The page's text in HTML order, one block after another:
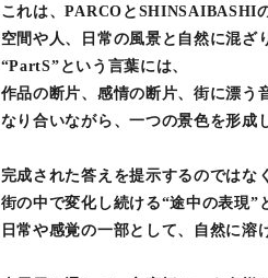
これは、PARCOとSHINSAIBASHI
空間や人、日常の風景と自然に混ざ
“PartS”という言葉には、
作品の断片、感情の断片、街に漂う
なり合いながら、一つの景色を形成
完成された答えを提示するのではな
街の中で変化し続ける“途中の表現”
日常や感覚の一部として、自然に溶